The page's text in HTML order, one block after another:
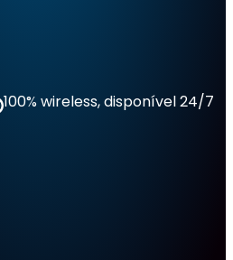
100% wireless, disponível 24/7